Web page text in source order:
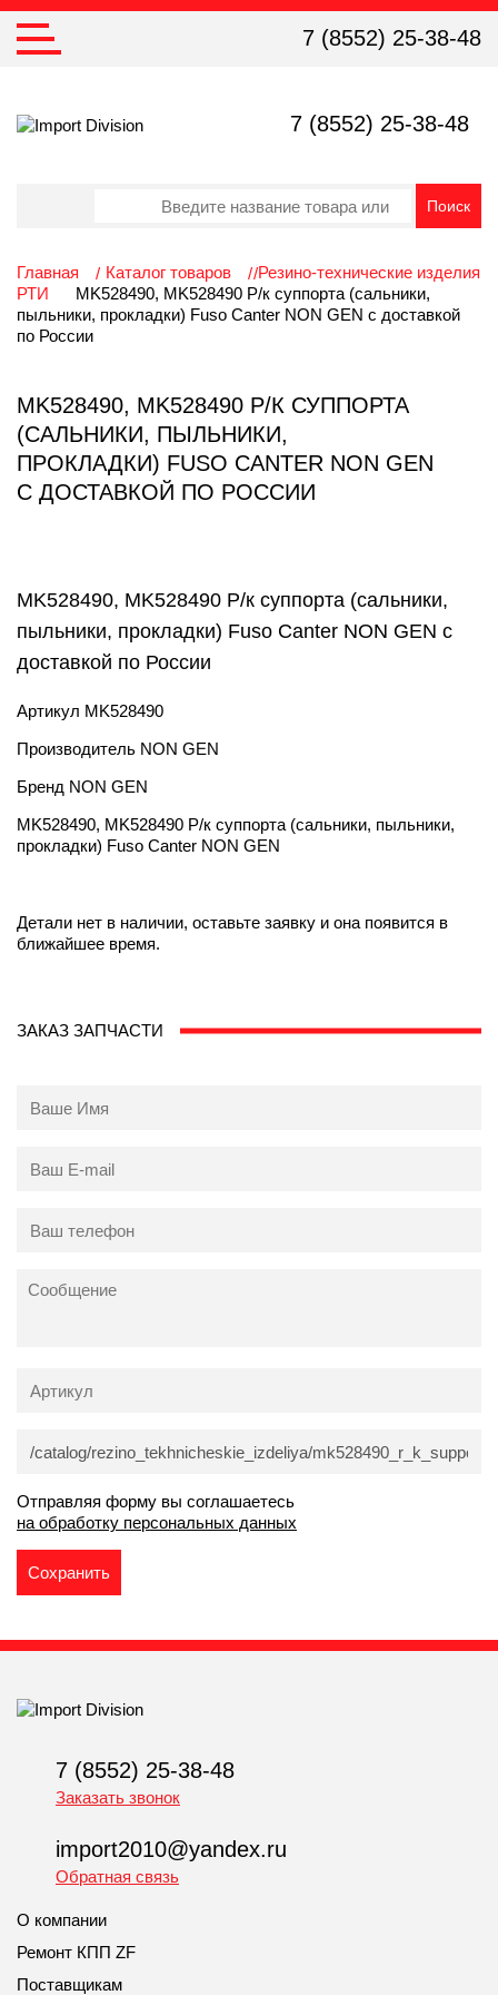
7 (8552) 25-38-48
7 (8552) 25-38-48
Главная Каталог товаров
Резино-технические изделия
РТИ
MK528490, MK528490 Р/к суппорта (сальники,
пыльники, прокладки) Fuso Canter NON GEN с доставкой
по России
MK528490, MK528490 Р/К СУППОРТА
(САЛЬНИКИ, ПЫЛЬНИКИ,
ПРОКЛАДКИ) FUSO CANTER NON GEN
С ДОСТАВКОЙ ПО РОССИИ
MK528490, MK528490 Р/к суппорта (сальники,
пыльники, прокладки) Fuso Canter NON GEN с
доставкой по России
Артикул MK528490
Производитель NON GEN
Бренд NON GEN
MK528490, MK528490 Р/к суппорта (сальники, пыльники,
прокладки) Fuso Canter NON GEN
Детали нет в наличии, оставьте заявку и она появится в
ближайшее время.
ЗАКАЗ ЗАПЧАСТИ
Отправляя форму вы соглашаетесь
на обработку персональных данных
7 (8552) 25-38-48
Заказать звонок
import2010@yandex.ru
Обратная связь
О компании
Ремонт КПП ZF
Поставщикам